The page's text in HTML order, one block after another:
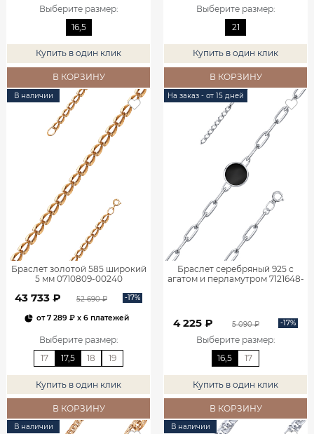
Выберите размер:
16,5
Купить в один клик
В КОРЗИНУ
Выберите размер:
21
Купить в один клик
В КОРЗИНУ
В наличии
Браслет золотой 585 широкий
5 мм 0710809-00240
43 733 ₽ 52 690 ₽ -17%
от7 289 ₽ x 6 платежей
Выберите размер:
17
17,5 18 19
Купить в один клик
В КОРЗИНУ
На заказ - от 15 дней
Браслет серебряный 925 с
агатом и перламутром 7121648-
4 225 ₽ 5 090 ₽ -17%
Выберите размер:
16,5
17
Купить в один клик
В КОРЗИНУ
В наличии В наличии